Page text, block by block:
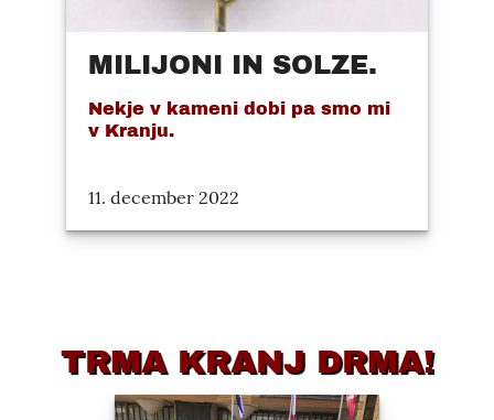
MILIJONI IN SOLZE.
Nekje v kameni dobi pa smo mi
v Kranju.
11. december 2022
TRMA KRANJ DRMA!